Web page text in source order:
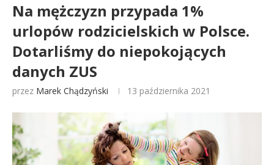
Na mężczyzn przypada 1%
urlopów rodzicielskich w Polsce.
Dotarliśmy do niepokojących
danych ZUS
przez Marek Chądzyński 13 października 2021